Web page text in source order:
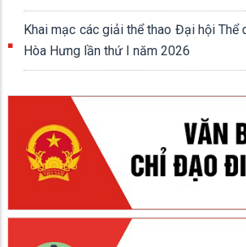
Khai mạc các giải thể thao Đại hội Thể dục
Hòa Hưng lần thứ I năm 2026